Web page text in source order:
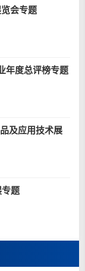
会专题
年度总评榜专题
及应用技术展
专题